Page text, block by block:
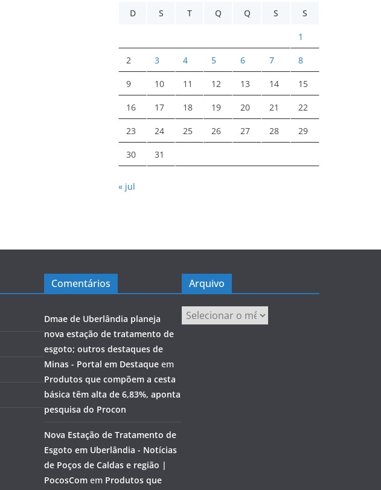
D
S T Q Q S S
1
2 3 4 5 6 7 8
9 10 11 12 13 14 15
16 17 18 19 20 21 22
23 24 25 26 27 28 29
30 31
« jul
Comentários
Dmae de Uberlândia planeja
nova estação de tratamento de
esgoto; outros destaques de
Minas - Portal em Destaque em
Produtos que compõem a cesta
básica têm alta de 6,83%, aponta
pesquisa do Procon
Nova Estação de Tratamento de
Esgoto em Uberlândia - Notícias
de Poços de Caldas e região |
PocosCom em Produtos que
Arquivo
Arquivo